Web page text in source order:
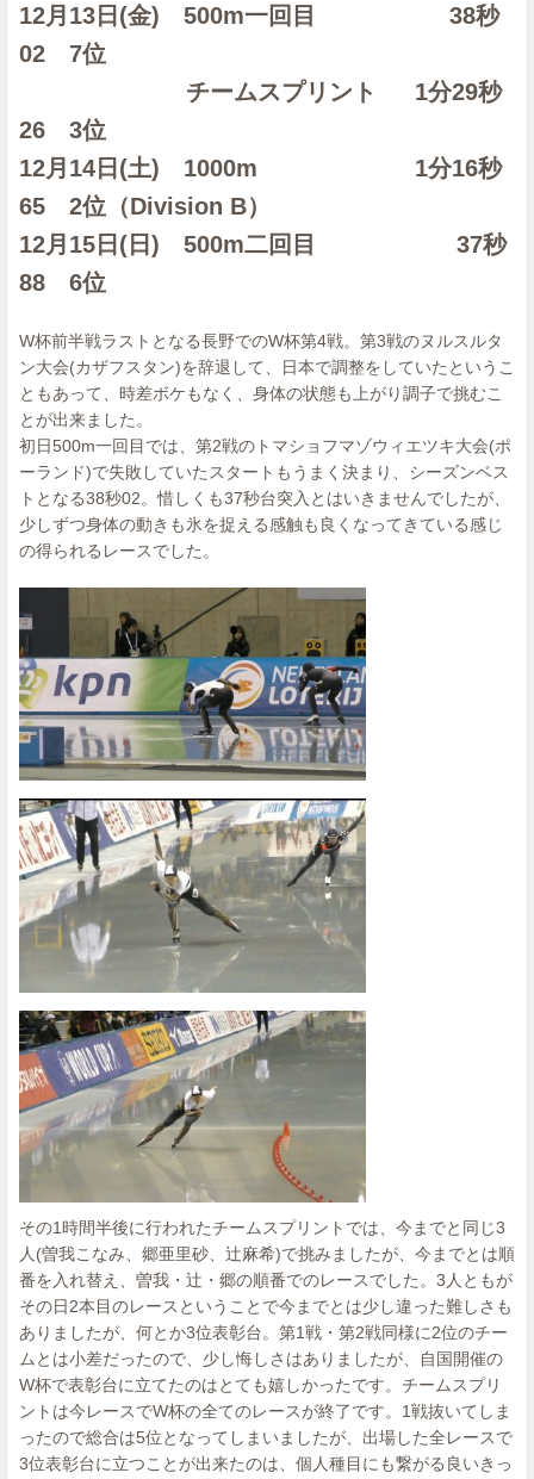
12月13日(金) 500m一回目 38秒
02 7位
チームスプリント 1分29秒
26 3位
12月14日(土) 1000m 1分16秒
65 2位（Division B）
12月15日(日) 500m二回目 37秒
88 6位
W杯前半戦ラストとなる長野でのW杯第4戦。第3戦のヌルスルタ
ン大会(カザフスタン)を辞退して、日本で調整をしていたというこ
ともあって、時差ボケもなく、身体の状態も上がり調子で挑むこ
とが出来ました。
初日500m一回目では、第2戦のトマショフマゾウィエツキ大会(ポ
ーランド)で失敗していたスタートもうまく決まり、シーズンベス
トとなる38秒02。惜しくも37秒台突入とはいきませんでしたが、
少しずつ身体の動きも氷を捉える感触も良くなってきている感じ
の得られるレースでした。
その1時間半後に行われたチームスプリントでは、今までと同じ3
人(曽我こなみ、郷亜里砂、辻麻希)で挑みましたが、今までとは順
番を入れ替え、曽我・辻・郷の順番でのレースでした。3人ともが
その日2本目のレースということで今までとは少し違った難しさも
ありましたが、何とか3位表彰台。第1戦・第2戦同様に2位のチー
ムとは小差だったので、少し悔しさはありましたが、自国開催の
W杯で表彰台に立てたのはとても嬉しかったです。チームスプリ
ントは今レースでW杯の全てのレースが終了です。1戦抜いてしま
ったので総合は5位となってしまいましたが、出場した全レースで
3位表彰台に立つことが出来たのは、個人種目にも繋がる良いきっ